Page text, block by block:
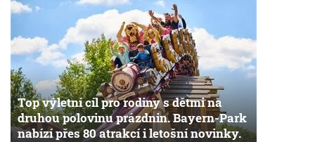
Top výletní cíl pro rodiny s dětmi na
druhou polovinu prázdnin. Bayern-Park
nabízí přes 80 atrakcí i letošní novinky.